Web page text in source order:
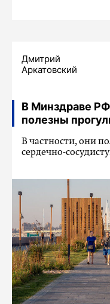
Дмитрий
Аркатовский
В Минздраве
полезны
В частности, они
сердечно-